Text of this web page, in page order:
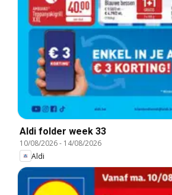
Aldi folder week 33
10/08/2026- 14/08/2026
Aldi